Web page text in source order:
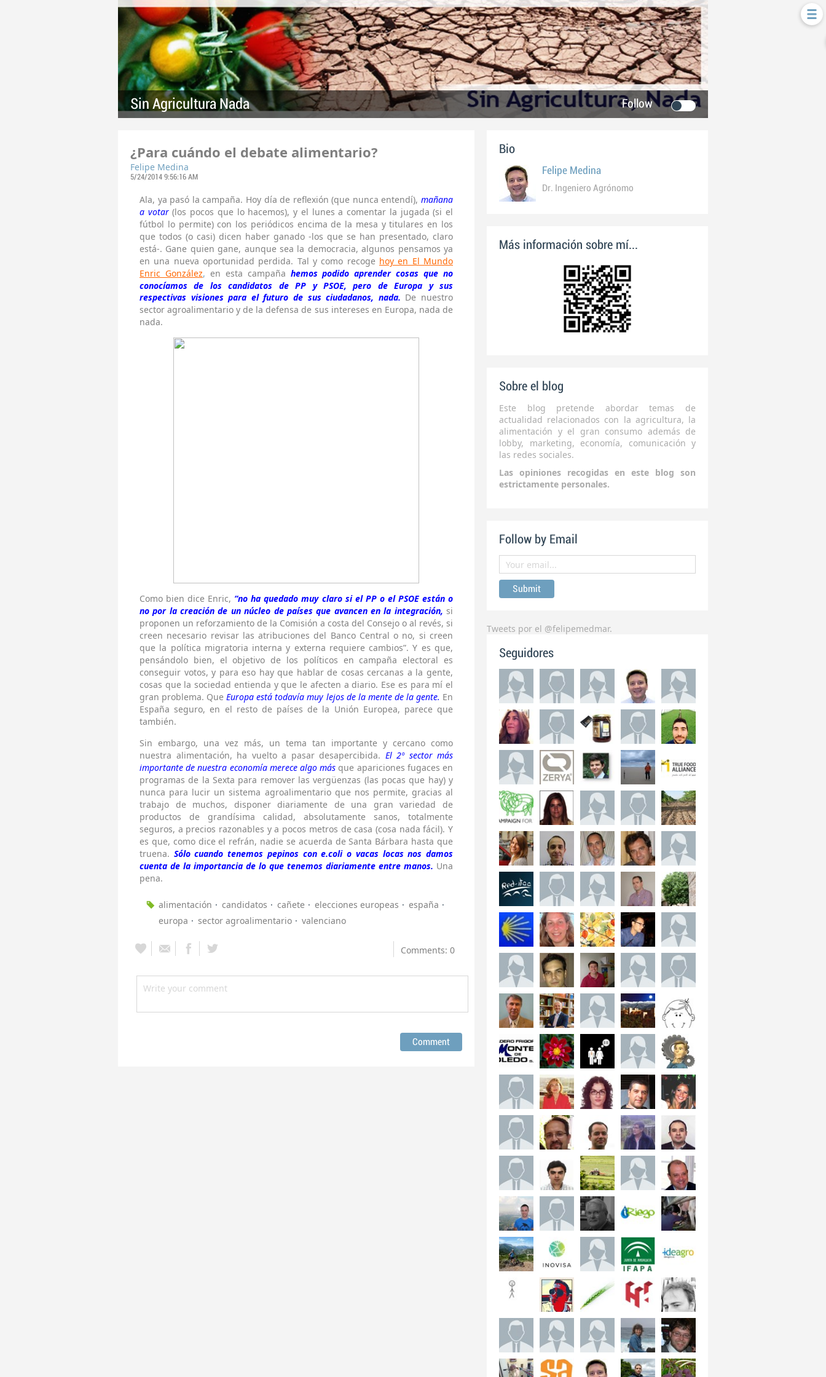
Sin Agricultura Nada Follow
¿Para cuándo el debate alimentario?
Felipe Medina
5/24/2014 9:56:16 AM
Ala, ya pasó la campaña. Hoy día de reflexión (que nunca entendí), mañana
a votar(los pocos que lo hacemos), y el lunes a comentar la jugada (si el
fútbol lo permite) con los periódicos encima de la mesa y titulares en los
que todos (o casi) dicen haber ganado -los que se han presentado, claro
está-. Gane quien gane, aunque sea la democracia, algunos pensamos ya
en una nueva oportunidad perdida. Tal y como recoge hoy en El Mundo
Enric González, en esta campaña hemos podido aprender cosas que no
conocíamos de los candidatos de PP y PSOE, pero de Europa y sus
respectivas visiones para el futuro de sus ciudadanos, nada. De nuestro
sector agroalimentario y de la defensa de sus intereses en Europa, nada de
nada.
Como bien dice Enric, “no ha quedado muy claro si el PP o el PSOE están o
no por la creación de un núcleo de países que avancen en la integración, si
proponen un reforzamiento de la Comisión a costa del Consejo o al revés, si
creen necesario revisar las atribuciones del Banco Central o no, si creen
que la política migratoria interna y externa requiere cambios”. Y es que,
pensándolo bien, el objetivo de los políticos en campaña electoral es
conseguir votos, y para eso hay que hablar de cosas cercanas a la gente,
cosas que la sociedad entienda y que le afecten a diario. Ese es para mí el
gran problema. QueEuropa está todavía muy lejos de la mente de la gente. En
España seguro, en el resto de países de la Unión Europea, parece que
también.
Sin embargo, una vez más, un tema tan importante y cercano como
nuestra alimentación, ha vuelto a pasar desapercibida. El 2º sector más
importante de nuestra economía merece algo más que apariciones fugaces en
programas de la Sexta para remover las vergüenzas (las pocas que hay) y
nunca para lucir un sistema agroalimentario que nos permite, gracias al
trabajo de muchos, disponer diariamente de una gran variedad de
productos de grandísima calidad, absolutamente sanos, totalmente
seguros, a precios razonables y a pocos metros de casa (cosa nada fácil). Y
es que, como dice el refrán, nadie se acuerda de Santa Bárbara hasta que
truena. Sólo cuando tenemos pepinos con e.coli o vacas locas nos damos
cuenta de la importancia de lo que tenemos diariamente entre manos. Una
pena.
alimentación candidatos cañete elecciones europeas
españa
europa
sector agroalimentario valenciano
Comments: 0
Bio
Felipe Medina
Dr. Ingeniero Agrónomo
Más información sobre mí...
Sobre el blog
Este blog pretende abordar temas de
actualidad relacionados con la agricultura, la
alimentación y el gran consumo además de
lobby, marketing, economía, comunicación y
las redes sociales.
Las opiniones recogidas en este blog son
estrictamente personales.
Follow by Email
Tweets por el @felipemedmar.
Seguidores